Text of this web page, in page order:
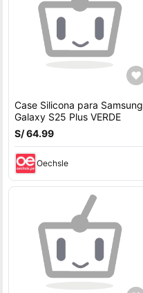
Case Silicona para Samsung
Galaxy S25 Plus VERDE
S/ 64.99
Oechsle